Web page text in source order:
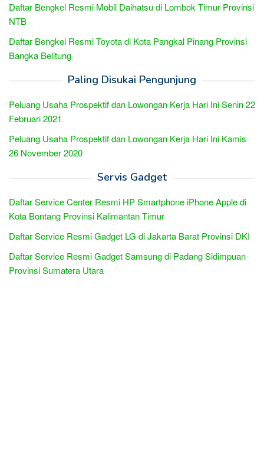
Daftar Bengkel Resmi Mobil Daihatsu di Lombok Timur Provinsi
NTB
Daftar Bengkel Resmi Toyota di Kota Pangkal Pinang Provinsi
Bangka Belitung
Paling Disukai Pengunjung
Peluang Usaha Prospektif dan Lowongan Kerja Hari Ini Senin 22
Februari 2021
Peluang Usaha Prospektif dan Lowongan Kerja Hari Ini Kamis
26 November 2020
Servis Gadget
Daftar Service Center Resmi HP Smartphone iPhone Apple di
Kota Bontang Provinsi Kalimantan Timur
Daftar Service Resmi Gadget LG di Jakarta Barat Provinsi DKI
Daftar Service Resmi Gadget Samsung di Padang Sidimpuan
Provinsi Sumatera Utara